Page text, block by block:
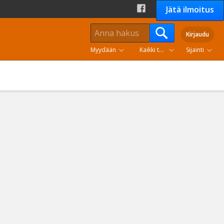
Jätä ilmoitus
Kirjaudu
Myydään
Kaikki tuoteryhmät Sijainti